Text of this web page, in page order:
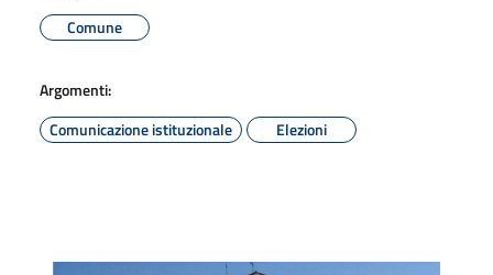
Comune
Argomenti:
Comunicazione istituzionale
Elezioni